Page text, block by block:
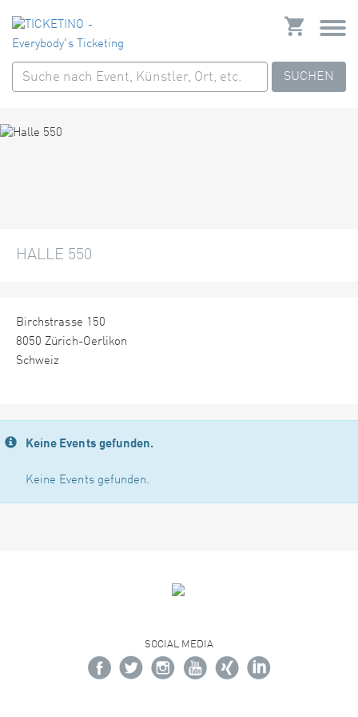
SUCHEN
HALLE 550
Birchstrasse 150
8050 Zürich-Oerlikon
Schweiz
Keine Events gefunden.
Keine Events gefunden.
SOCIAL MEDIA